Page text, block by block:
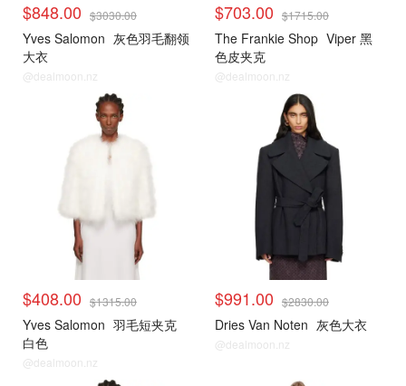
$848.00 $3030.00
Yves Salomon 灰色羽毛翻领
大衣
@dealmoon.nz
$703.00 $1715.00
The Frankie Shop Viper 黑
色皮夹克
@dealmoon.nz
$408.00 $1315.00
Yves Salomon 羽毛短夹克
白色
@dealmoon.nz
$991.00 $2830.00
Dries Van Noten 灰色大衣
@dealmoon.nz